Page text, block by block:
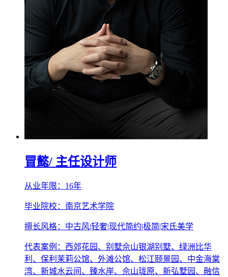
冒懿/ 主任设计师
从业年限：16年
毕业院校：南京艺术学院
擅长风格：中古风|轻奢|现代简约|极简|宋氏美学
代表案例：西郊花园、别墅佘山银湖别墅、绿洲比华
利、保利茉莉公馆、外滩公馆、松江颐景园、中金海棠
湾、新城水云间、臻水岸、佘山珑原、新弘墅园、融信